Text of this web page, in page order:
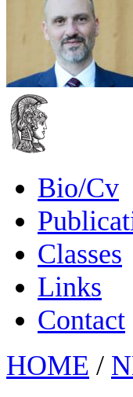
Bio/Cv
Classes
Links
Contact
HOME /